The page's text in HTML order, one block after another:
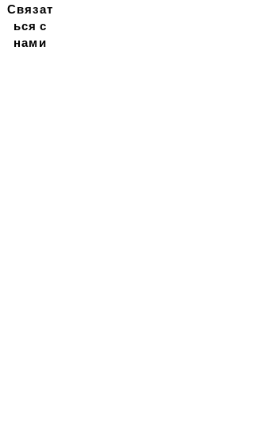
Связат
ься с
нами